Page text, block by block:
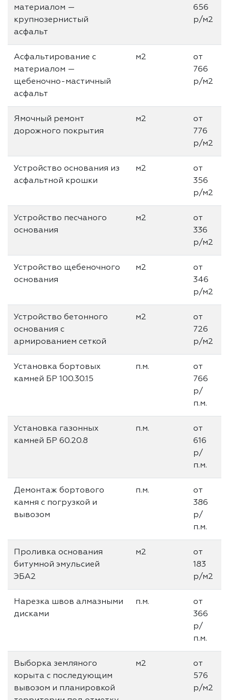
материалом —
крупнозернистый
асфальт
656
р/м2
Асфальтирование с
материалом —
щебеночно-мастичный
асфальт
м2
от
766
р/м2
Ямочный ремонт
дорожного покрытия
м2
от
776
р/м2
Устройство основания из
асфальтной крошки
м2
от
356
р/м2
Устройство песчаного
основания
м2
от
336
р/м2
Устройство щебеночного
основания
м2
от
346
р/м2
Устройство бетонного
основания с
армированием сеткой
м2
от
726
р/м2
Установка бортовых
камней БР 100.30.15
п.м.
от
766
р/
п.м.
Установка газонных
камней БР 60.20.8
п.м.
от
616
р/
п.м.
Демонтаж бортового
камня с погрузкой и
вывозом
п.м.
от
386
р/
п.м.
Проливка основания
битумной эмульсией
ЭБА2
м2
от
183
р/м2
Нарезка швов алмазными
дисками
п.м.
от
366
р/
п.м.
Выборка земляного
корыта с последующим
вывозом и планировкой
м2
от
576
р/м2